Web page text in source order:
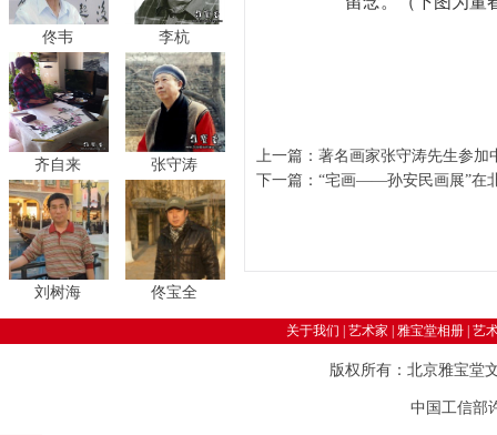
佟韦 李杭
齐自来 张守涛
刘树海 佟宝全
上一篇： 著名画家张守涛先生参加
下一篇： “宅画——孙安民画展”在
关于我们 艺术家 雅宝堂相册 艺
版权所有：北京雅宝堂
中国工信部